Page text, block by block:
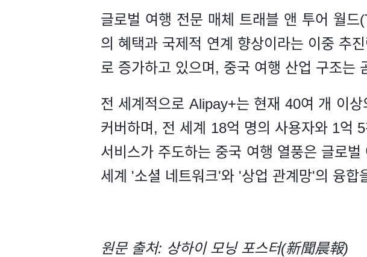
글로벌 여행 전문 매체 트래블 앤 투어 월
의 혜택과 국제적 연계 향상이라는 이중 추
로 증가하고 있으며, 중국 여행 산업 구조는
전 세계적으로 Alipay+는 현재 40여 개 이
커버하며, 전 세계 18억 명의 사용자와 1억
서비스가 주도하는 중국 여행 열풍은 글로
세계 '소셜 네트워크'와 '상업 관계망'의 융합
원문 출처: 상하이 모닝 포스터(新聞晨報)